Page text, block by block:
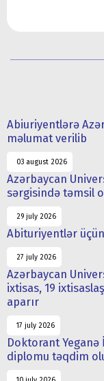
Abiuriyentlərə
məlumat verilib
03 august 2026
Azərbaycan
sərgisində təmsil
29 july 2026
Abituriyentlər
27 july 2026
Azərbaycan
ixtisas, 19
aparır
17 july 2026
Doktorant
diplomu təqdim